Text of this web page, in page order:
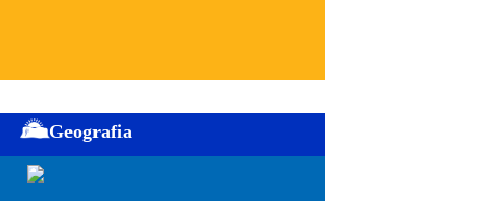
Geografia